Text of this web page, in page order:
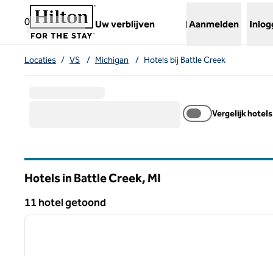
Ga door naar inhoud
0
Uw verblijven
,opent nieuw tabblad
Aanmelden
Locaties / VS / Michigan / Hotels bij Battle Creek
Vergelijk hotels
Hotels in Battle Creek, MI
11 hotel getoond
11 hotel getoond
1 van 12